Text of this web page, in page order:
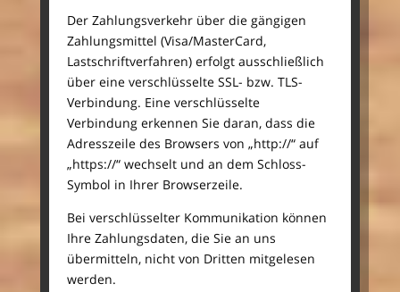
Der Zahlungsverkehr über die gängigen
Zahlungsmittel (Visa/MasterCard,
Lastschriftverfahren) erfolgt ausschließlich
über eine verschlüsselte SSL- bzw. TLS-
Verbindung. Eine verschlüsselte
Verbindung erkennen Sie daran, dass die
Adresszeile des Browsers von „http://“ auf
„https://“ wechselt und an dem Schloss-
Symbol in Ihrer Browserzeile.
Bei verschlüsselter Kommunikation können
Ihre Zahlungsdaten, die Sie an uns
übermitteln, nicht von Dritten mitgelesen
werden.